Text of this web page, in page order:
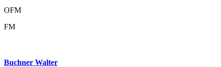
OFM
FM
Buchner Walter